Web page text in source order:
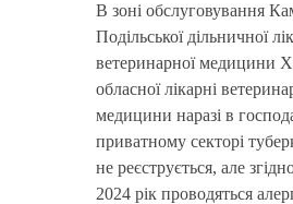
В зоні обслуговування
Подільської дільничної
ветеринарної медицини
обласної лікарні
медицини наразі в
приватному секторі
не реєструється, але
2024 рік проводяться